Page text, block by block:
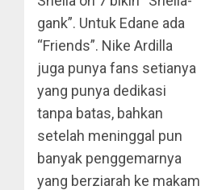
gank”. Untuk Edane ada
“Friends”. Nike Ardilla
juga punya fans setianya
yang punya dedikasi
tanpa batas, bahkan
setelah meninggal pun
banyak penggemarnya
yang berziarah ke makam